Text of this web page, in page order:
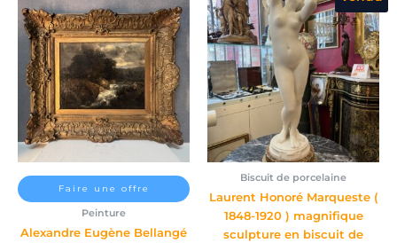
Faire une offre
Peinture
Alexandre Eugène Bellangé
Biscuit de porcelaine
Laurent Honoré Marqueste (
1848-1920 ) magnifique
sculpture en biscuit de